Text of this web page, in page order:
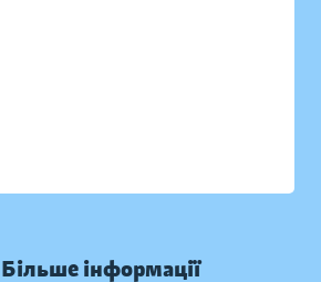
Більше інформації